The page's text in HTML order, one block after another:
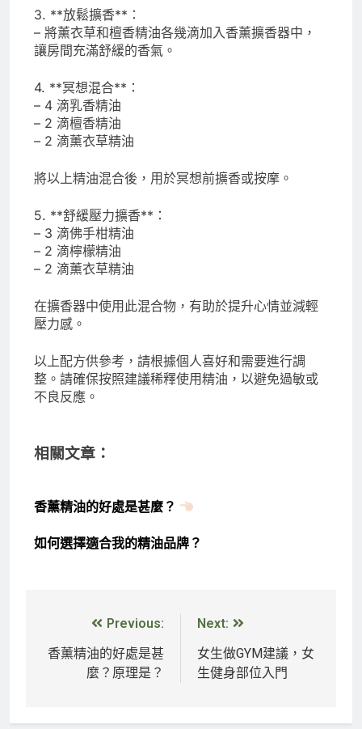
3. **放鬆擴香**：
– 將薰衣草和檀香精油各幾滴加入香薰擴香器中，
讓房間充滿舒緩的香氣。
4. **冥想混合**：
– 4 滴乳香精油
– 2 滴檀香精油
– 2 滴薰衣草精油
將以上精油混合後，用於冥想前擴香或按摩。
5. **舒緩壓力擴香**：
– 3 滴佛手柑精油
– 2 滴檸檬精油
– 2 滴薰衣草精油
在擴香器中使用此混合物，有助於提升心情並減輕
壓力感。
以上配方供參考，請根據個人喜好和需要進行調
整。請確保按照建議稀釋使用精油，以避免過敏或
不良反應。
相關文章：
香薰精油的好處是甚麼？
如何選擇適合我的精油品牌？
Previous:
香薰精油的好處是甚
麼？原理是？
Next:
女生做GYM建議，女
生健身部位入門